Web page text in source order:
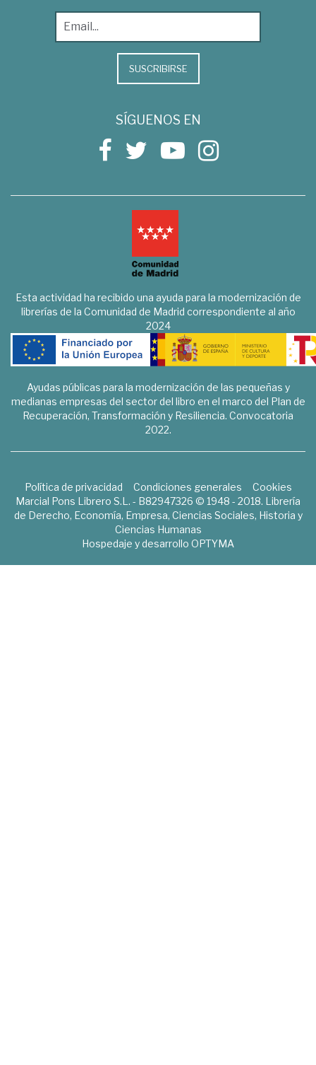
SUSCRIBIRSE
SÍGUENOS EN
Esta actividad ha recibido una ayuda para la modernización de
librerías de la Comunidad de Madrid correspondiente al año
2024
Ayudas públicas para la modernización de las pequeñas y
medianas empresas del sector del libro en el marco del Plan de
Recuperación, Transformación y Resiliencia. Convocatoria
2022.
Política de privacidad Condiciones generales
Cookies
Marcial Pons Librero S.L. - B82947326 © 1948 - 2018. Librería
de Derecho, Economía, Empresa, Ciencias Sociales, Historia y
Ciencias Humanas
Hospedaje y desarrollo OPTYMA